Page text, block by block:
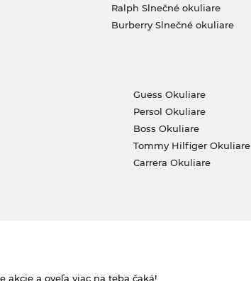
Ralph Slnečné okuliare
Burberry Slnečné okuliare
Guess Okuliare
Persol Okuliare
Boss Okuliare
Tommy Hilfiger Okuliare
Carrera Okuliare
akcie a oveľa viac na teba čaká!